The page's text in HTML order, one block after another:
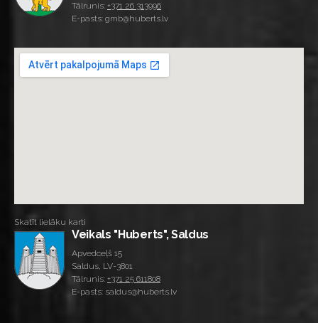
Tālrunis: +371 26 313996
E-pasts: gmb@huberts.lv
Skatīt lielāku karti
Veikals "Huberts", Saldus
Apvedceļš 15
Saldus, LV-3801
Tālrunis: +371 25 611808
E-pasts: saldus@huberts.lv